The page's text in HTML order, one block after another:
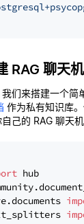
RAG 聊天
们来搭建一个简
作为私有知识库
己的 RAG 聊天机